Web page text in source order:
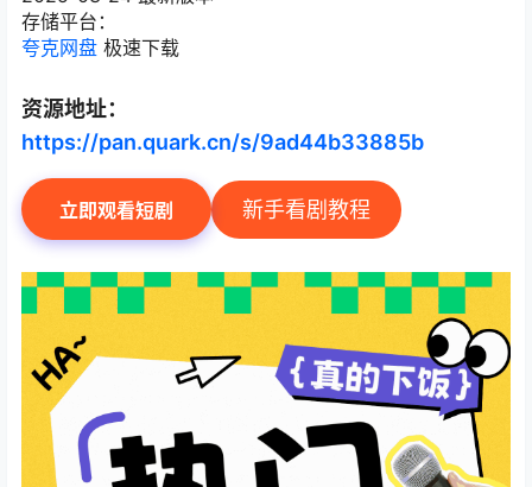
存储平台：
夸克网盘 极速下载
资源地址：
https://pan.quark.cn/s/9ad44b33885b
立即观看短剧 新手看剧教程